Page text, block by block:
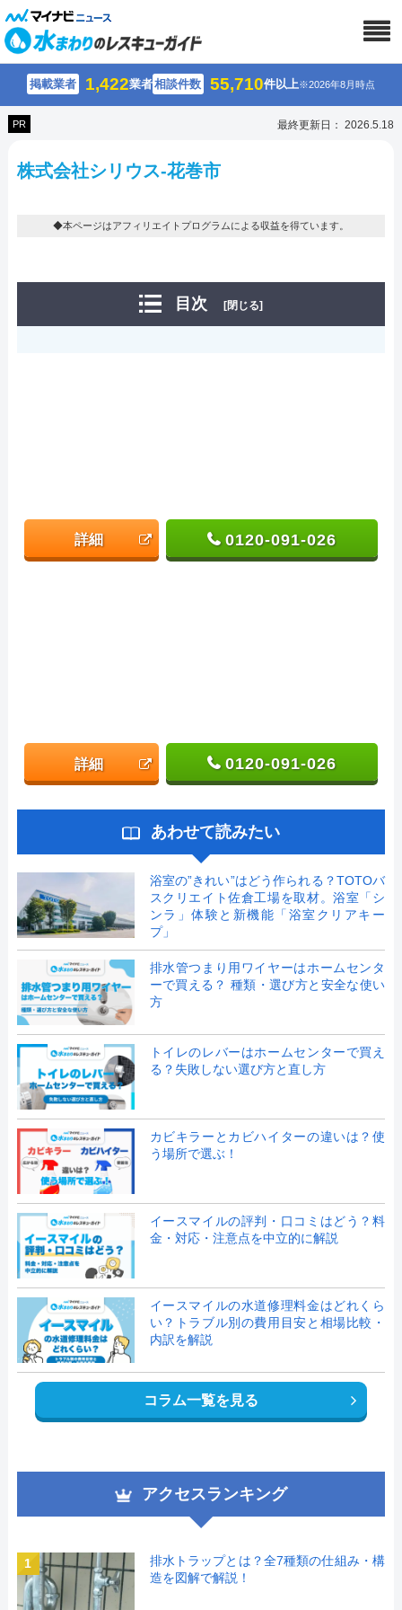
掲載業者 1,422業者相談件数 55,710件以上※2026年8月時点
PR 最終更新日： 2026.5.18
株式会社シリウス-花巻市
◆本ページはアフィリエイトプログラムによる収益を得ています。
目次 [閉じる]
詳細 0120-091-026
詳細 0120-091-026
あわせて読みたい
浴室の”きれい”はどう作られる？TOTOバ
スクリエイト佐倉工場を取材。浴室「シ
ンラ」体験と新機能「浴室クリアキー
プ」
排水管つまり用ワイヤーはホームセンタ
ーで買える？ 種類・選び方と安全な使い
方
トイレのレバーはホームセンターで買え
る？失敗しない選び方と直し方
カビキラーとカビハイターの違いは？使
う場所で選ぶ！
イースマイルの評判・口コミはどう？料
金・対応・注意点を中立的に解説
イースマイルの水道修理料金はどれくら
い？トラブル別の費用目安と相場比較・
内訳を解説
コラム一覧を見る
アクセスランキング
1
排水トラップとは？全7種類の仕組み・構
造を図解で解説！